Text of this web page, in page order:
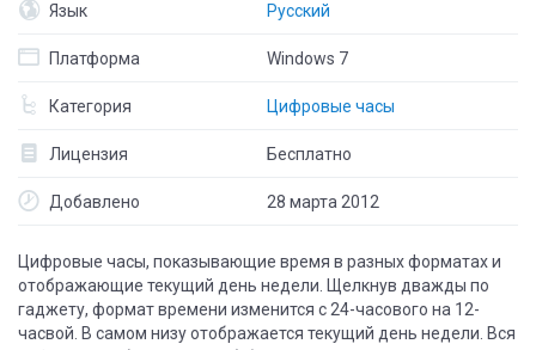
Язык Русский
Платформа Windows 7
Категория Цифровые часы
Лицензия Бесплатно
Добавлено 28 марта 2012
Цифровые часы, показывающие время в разных форматах и
отображающие текущий день недели. Щелкнув дважды по
гаджету, формат времени изменится с 24-часового на 12-
часвой. В самом низу отображается текущий день недели. Вся